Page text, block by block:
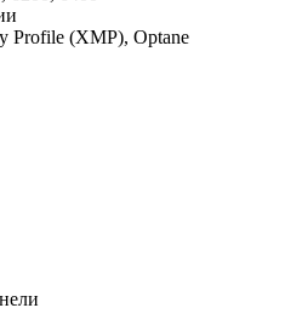
Profile (XMP), Optane